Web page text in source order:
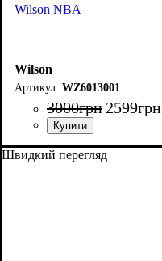
Wilson NBA
Wilson
WZ6013001
3000грн 2599грн
Швидкий перегляд